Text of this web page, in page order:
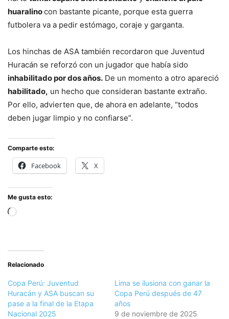
huaralinocon bastante picante, porque esta guerra
futbolera va a pedir estómago, coraje y garganta.
Los hinchas de ASA también recordaron que Juventud
Huracán se reforzó con un jugador que había sido
inhabilitado por dos años. De un momento a otro apareció
habilitado, un hecho que consideran bastante extraño.
Por ello, advierten que, de ahora en adelante, “todos
deben jugar limpio y no confiarse”.
Comparte esto:
Facebook X
Me gusta esto:
Cargando...
Relacionado
Copa Perú: Juventud
Huracán y ASA buscan su
pase a la final de la Etapa
Nacional 2025
Lima se ilusiona con ganar la
Copa Perú después de 47
años
9 de noviembre de 2025